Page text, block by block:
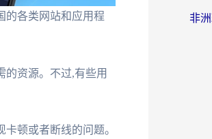
的各类网站和应用程
的资源。不过,有些用
顿或者断线的问题。